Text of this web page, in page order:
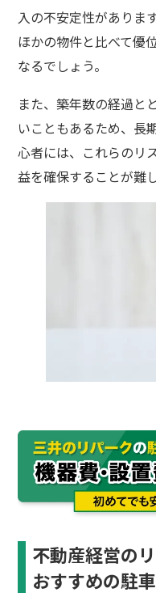
入の不安定性がありま
ほかの物件と比べて優
なるでしょう。
また、築年数の経過と
いこともあるため、長
心者には、これらのリ
益を確保することが難
不動産経営の
おすすめの駐